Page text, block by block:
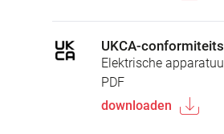
UKCA-
Elektrische
PDF
downloaden